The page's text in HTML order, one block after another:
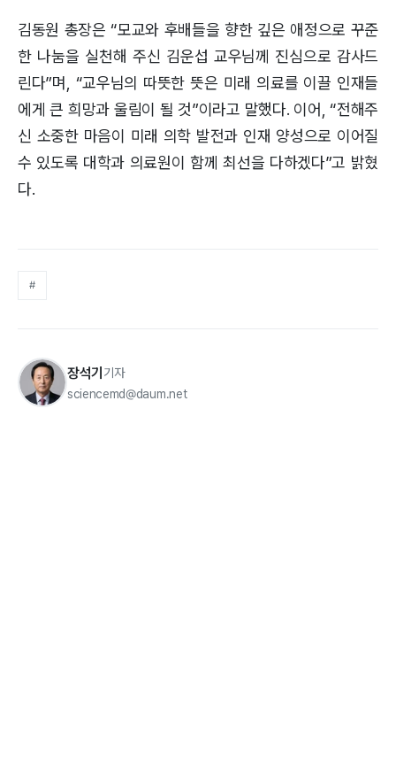
김동원 총장은 “모교와 후배들을 향한 깊은 애정으로 꾸준
한 나눔을 실천해 주신 김운섭 교우님께 진심으로 감사드
린다”며, “교우님의 따뜻한 뜻은 미래 의료를 이끌 인재들
에게 큰 희망과 울림이 될 것”이라고 말했다. 이어, “전해주
신 소중한 마음이 미래 의학 발전과 인재 양성으로 이어질
수 있도록 대학과 의료원이 함께 최선을 다하겠다”고 밝혔
다.
#
장석기 기자
sciencemd@daum.net